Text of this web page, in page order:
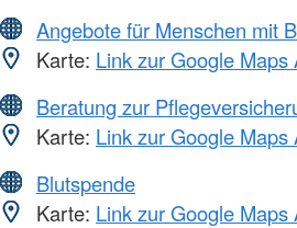
Angebote für Menschen mit
Karte: Link zur Google Maps
Beratung zur
Karte: Link zur Google Maps
Blutspende
Karte: Link zur Google Maps